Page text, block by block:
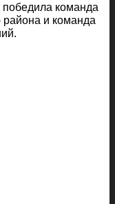
команда
района и команда